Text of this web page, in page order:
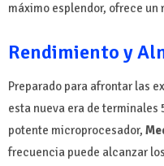
máximo esplendor, ofrece
Rendimiento y
Preparado para afrontar las
esta nueva era de terminales
potente microprocesador,
frecuencia puede alcanzar